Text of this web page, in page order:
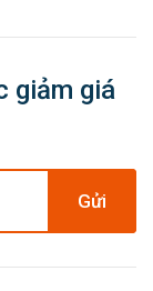
giảm giá
Gửi